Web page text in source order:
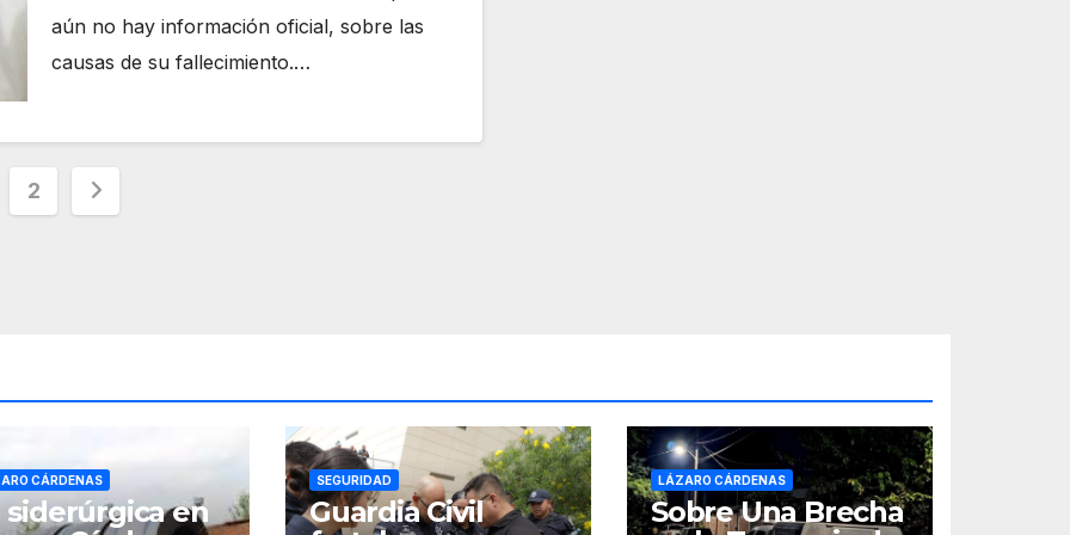
aún no hay información oficial, sobre las
causas de su fallecimiento.…
2
CÁRDENAS
siderúrgica en
SEGURIDAD
Guardia Civil
LÁZARO CÁRDENAS
Sobre Una Brecha